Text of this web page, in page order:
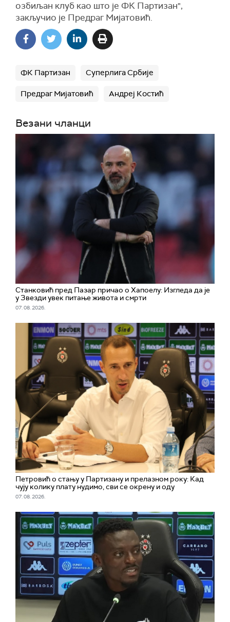
озбиљан клуб као што је ФК Партизан",
закључио је Предраг Мијатовић.
ФК Партизан Суперлига Србије
Предраг Мијатовић Андреј Костић
Везани чланци
Станковић пред Пазар причао о Хапоелу: Изгледа да је
у Звезди увек питање живота и смрти
07. 08. 2026.
Петровић о стању у Партизану и прелазном року: Кад
чују колику плату нудимо, сви се окрену и оду
07. 08. 2026.